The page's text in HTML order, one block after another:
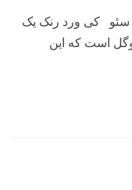
سئو کی ورد رنک یک
است که این